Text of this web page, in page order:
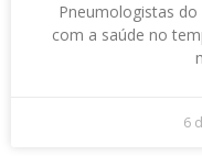
Pneumologistas
com a saúde no
6